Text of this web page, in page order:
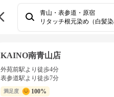
青山・表参道・原宿
KAINO南青山店
外苑前駅より徒歩4分
表参道駅より徒歩7分
満足度 100%